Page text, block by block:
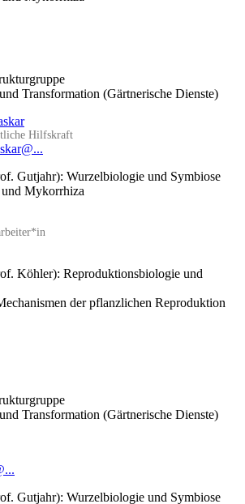
Transformation (Gärtnerische Dienste)
Hilfskraft
Gutjahr): Wurzelbiologie und Symbiose
Mykorrhiza
Köhler): Reproduktionsbiologie und
der pflanzlichen Reproduktion
Transformation (Gärtnerische Dienste)
Gutjahr): Wurzelbiologie und Symbiose